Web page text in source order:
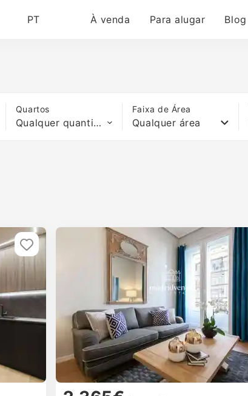
PT À venda Para alugar Blog
Quartos
Qualquer quantidade de quartos
Faixa de Área
Qualquer área